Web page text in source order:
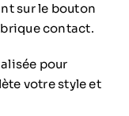
sur le bouton
contact.
pour
votre style et